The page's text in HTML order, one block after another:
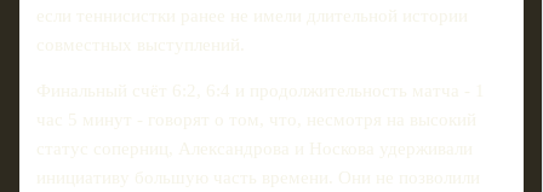
если теннисистки ранее не имели длительной истории
совместных выступлений.
Финальный счёт 6:2, 6:4 и продолжительность матча - 1
час 5 минут - говорят о том, что, несмотря на высокий
статус соперниц, Александрова и Носкова удерживали
инициативу большую часть времени. Они не позволили